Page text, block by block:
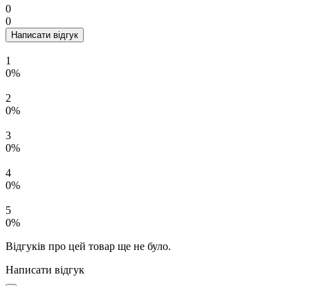
0
0
Написати відгук
1
0%
2
0%
3
0%
4
0%
5
0%
Відгуків про цей товар ще не було.
Написати відгук